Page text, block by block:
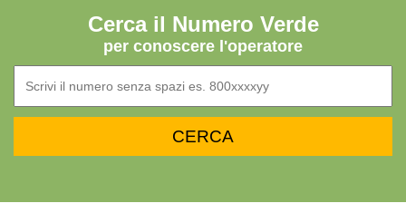
Cerca il Numero Verde
per conoscere l'operatore